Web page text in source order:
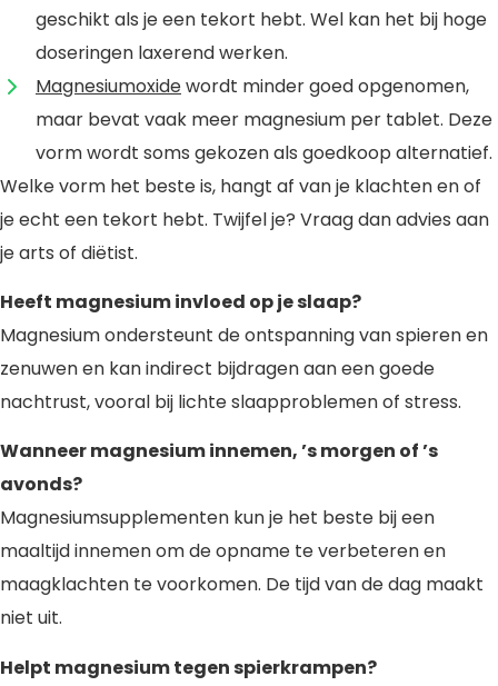
geschikt als je een tekort hebt. Wel kan het bij hoge
doseringen laxerend werken.
Magnesiumoxidewordt minder goed opgenomen,
maar bevat vaak meer magnesium per tablet. Deze
vorm wordt soms gekozen als goedkoop alternatief.
Welke vorm het beste is, hangt af van je klachten en of
je echt een tekort hebt. Twijfel je? Vraag dan advies aan
je arts of diëtist.
Heeft magnesium invloed op je slaap?
Magnesium ondersteunt de ontspanning van spieren en
zenuwen en kan indirect bijdragen aan een goede
nachtrust, vooral bij lichte slaapproblemen of stress.
Wanneer magnesium innemen, ’s morgen of ’s
avonds?
Magnesiumsupplementen kun je het beste bij een
maaltijd innemen om de opname te verbeteren en
maagklachten te voorkomen. De tijd van de dag maakt
niet uit.
Helpt magnesium tegen spierkrampen?